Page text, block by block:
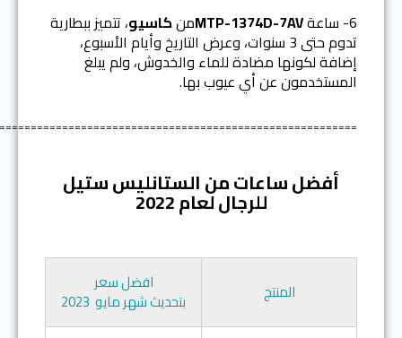
6- ساعة
MTP-1374D-7AVمنكاسيو، تتميز ببطارية
تدوم حتى 3 سنوات، وعرض التاريخ وأيام الأسبوع،
إضافة لكونها مضادة للماء والخدوش، ولم يبلغ
المستخدمون عن أي عيوب بها.
أفضل ساعات من الستانليس ستيل
للرجال لعام2022
المنتج افضل سعر
بتحديث شهر مايو 2023